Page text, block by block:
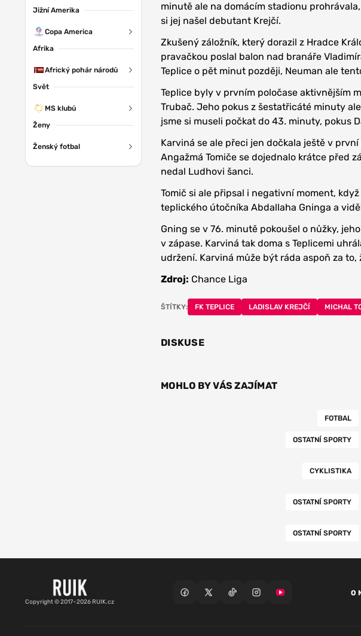
Jižní Amerika
Copa America
Afrika
Africký pohár národů
Svět
MS klubů
Ženy
Ženský fotbal
minutě ale na domácím stadionu
si jej našel debutant Krejčí.
Zkušený záložník, který dorazil z Hradce
pravačkou poslal balon nad branáře
Teplice o pět minut později, Neuman ale
Teplice byly v prvním poločase aktivnějším
Trubač. Jeho pokus z šestatřicáté minuty
jsme si museli počkat do 43. minuty, pokus
Karviná se ale přeci jen dočkala ještě v
Angažmá Tomiče se dojednalo krátce před
nedal Ludhovi šanci.
Tomič si ale připsal i negativní moment,
teplického útočníka Abdallaha Gninga a
Gning se v 76. minutě pokoušel o nůžky,
v zápase. Karviná tak doma s Teplicemi
udržení. Karviná může být ráda aspoň za to,
Zdroj: Chance Liga
ŠTÍTKY: FK TEPLICE LADISLAV KREJČÍ MICHAL
DISKUSE
MOHLO BY VÁS ZAJÍMAT
FOTBAL
OSTATNÍ SPORTY
CYKLISTIKA
OSTATNÍ SPORTY
OSTATNÍ SPORTY
Copyright © 2017–2026 RUIK.cz
O